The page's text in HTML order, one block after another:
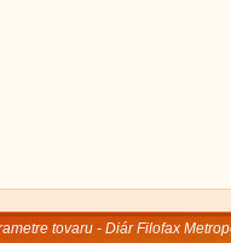
tovaru - Diár Filofax